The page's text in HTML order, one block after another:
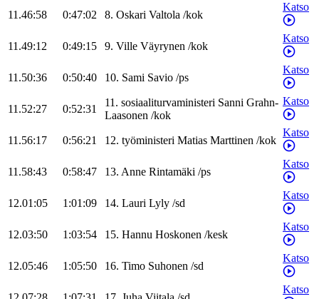
11.46:58 0:47:02 8. Oskari Valtola /kok
Katso
11.49:12 0:49:15 9. Ville Väyrynen /kok
Katso
11.50:36 0:50:40 10. Sami Savio /ps
Katso
11.52:27 0:52:31
11. sosiaaliturvaministeri Sanni Grahn-
Laasonen /kok
Katso
11.56:17 0:56:21 12. työministeri Matias Marttinen /kok
Katso
11.58:43 0:58:47 13. Anne Rintamäki /ps
Katso
12.01:05 1:01:09 14. Lauri Lyly /sd
Katso
12.03:50 1:03:54 15. Hannu Hoskonen /kesk
Katso
12.05:46 1:05:50 16. Timo Suhonen /sd
Katso
Katso